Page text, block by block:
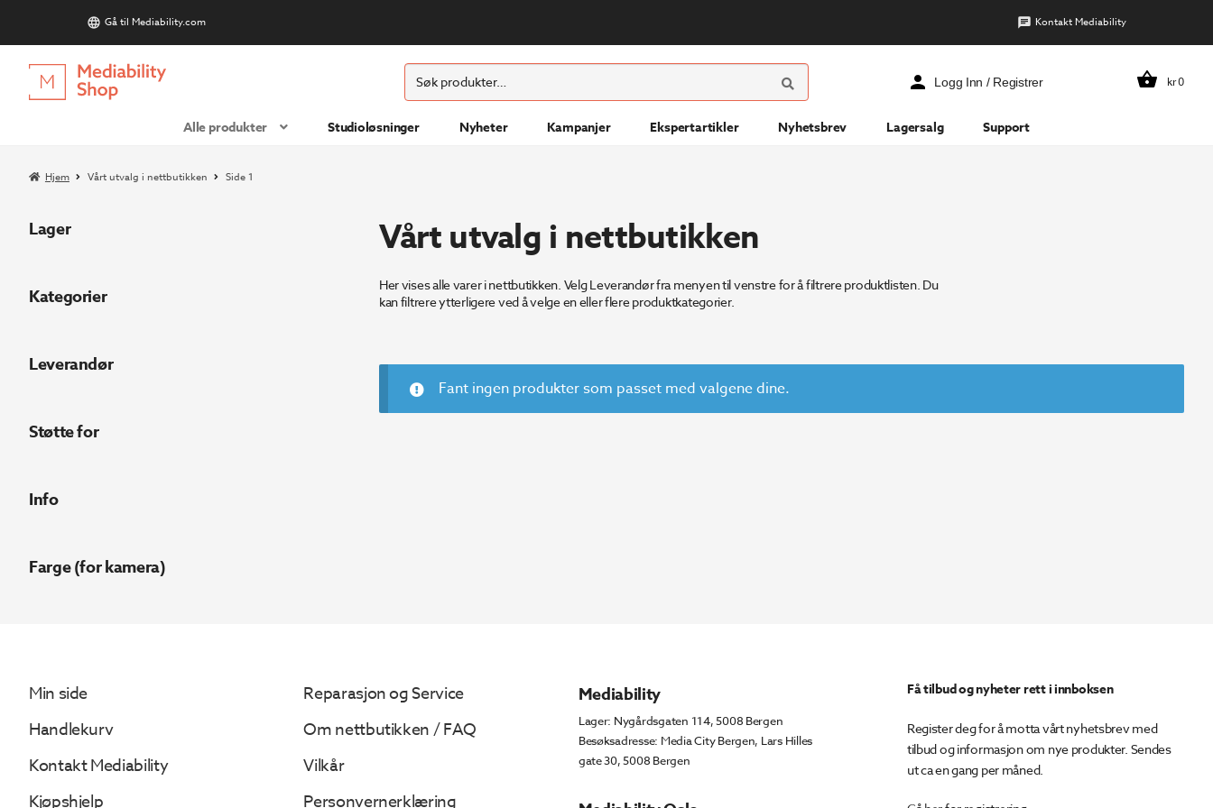
Gå til Mediability.com Kontakt Mediability
Hopp
til
Hopp
til
Søk
etter:
SØK
Logg Inn / Registrer kr0
Alle produkter Studioløsninger Nyheter Kampanjer Ekspertartikler Nyhetsbrev Lagersalg Support
Hjem Vårt utvalg i nettbutikken Side 1
Vårt utvalg i nettbutikken
Her vises alle varer i nettbutikken. Velg Leverandør fra menyen til venstre for å filtrere produktlisten. Du
kan filtrere ytterligere ved å velge en eller flere produktkategorier.
Fant ingen produkter som passet med valgene dine.
Lager
Kategorier
Leverandør
Støtte for
Info
Farge (for kamera)
Min side
Handlekurv
Kontakt Mediability
Kjøpshjelp
Reparasjon og Service
Om nettbutikken / FAQ
Vilkår
Personvernerklæring
Mediability
Lager: Nygårdsgaten 114, 5008 Bergen
Besøksadresse: Media City Bergen, Lars Hilles
gate 30, 5008 Bergen
Få tilbud og nyheter rett i innboksen
Register deg for å motta vårt nyhetsbrev med
tilbud og informasjon om nye produkter. Sendes
ut ca en gang per måned.